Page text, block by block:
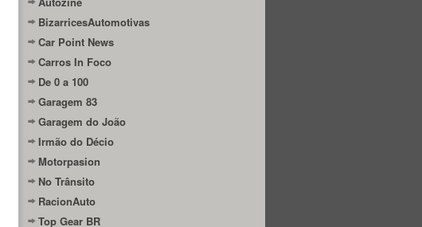
BizarricesAutomotivas
Car Point News
Carros In Foco
De 0 a 100
Garagem 83
Garagem do João
Irmão do Décio
Motorpasion
No Trânsito
RacionAuto
Top Gear BR